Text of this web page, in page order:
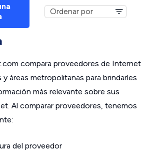
compara proveedores de Internet
áreas metropolitanas para brindarles
más relevante sobre sus
Al comparar proveedores, tenemos
del proveedor